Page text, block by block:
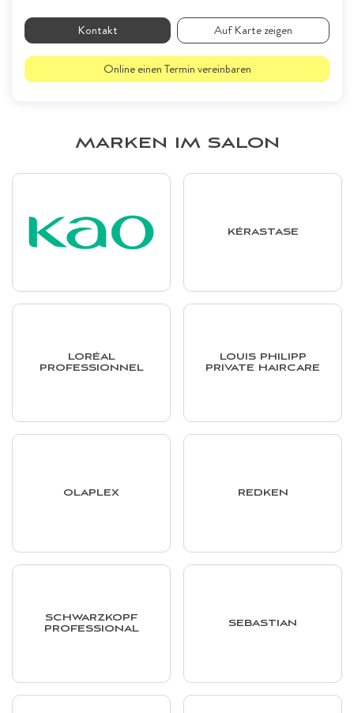
Kontakt Auf Karte zeigen
Online einen Termin vereinbaren
MARKEN IM SALON
KÉRASTASE
LORÉAL
PROFESSIONNEL
LOUIS PHILIPP
PRIVATE HAIRCARE
OLAPLEX REDKEN
SCHWARZKOPF
PROFESSIONAL
SEBASTIAN